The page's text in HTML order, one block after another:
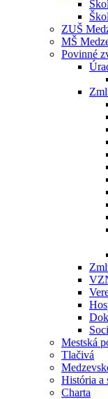
ZUŠ
MŠ
Povinné
Mestská
Tlačivá
História a
Charta